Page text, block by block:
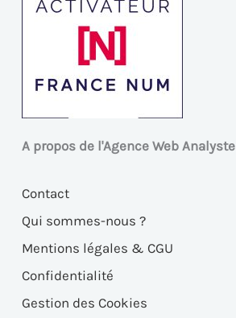
A propos de l'Agence Web Analyste
Contact
Qui sommes-nous ?
Mentions légales & CGU
Confidentialité
Gestion des Cookies